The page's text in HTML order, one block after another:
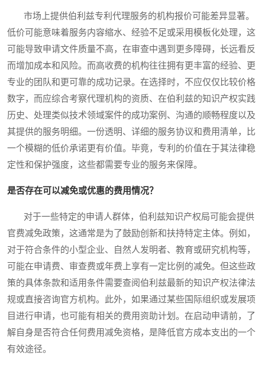
市场上提供伯利兹专利代理服务的机构报价可能差异显著。
低价可能意味着服务内容缩水、经验不足或采用模板化处理，这
可能导致申请文件质量不高，在审查中遇到更多障碍，长远看反
而增加成本和风险。而高收费的机构往往拥有更丰富的经验、更
专业的团队和更可靠的成功记录。在选择时，不应仅仅比较价格
数字，而应综合考察代理机构的资质、在伯利兹的知识产权实践
历史、处理类似技术领域案件的成功案例、沟通的顺畅程度以及
其提供的服务明细。一份透明、详细的服务协议和费用清单，比
一个模糊的低价承诺更有价值。毕竟，专利的价值在于其法律稳
定性和保护强度，这些都需要专业的服务来保障。
是否存在可以减免或优惠的费用情况？
对于一些特定的申请人群体，伯利兹知识产权局可能会提供
官费减免政策，这通常是为了鼓励创新和扶持特定主体。例如，
对于符合条件的小型企业、自然人发明者、教育或研究机构等，
可能在申请费、审查费或年费上享有一定比例的减免。但这些政
策的具体条款和适用条件需要查阅伯利兹最新的知识产权法律法
规或直接咨询官方机构。此外，如果通过某些国际组织或发展项
目进行申请，也可能有相关的费用资助计划。在启动申请前，了
解自身是否符合任何费用减免资格，是降低官方成本支出的一个
有效途径。